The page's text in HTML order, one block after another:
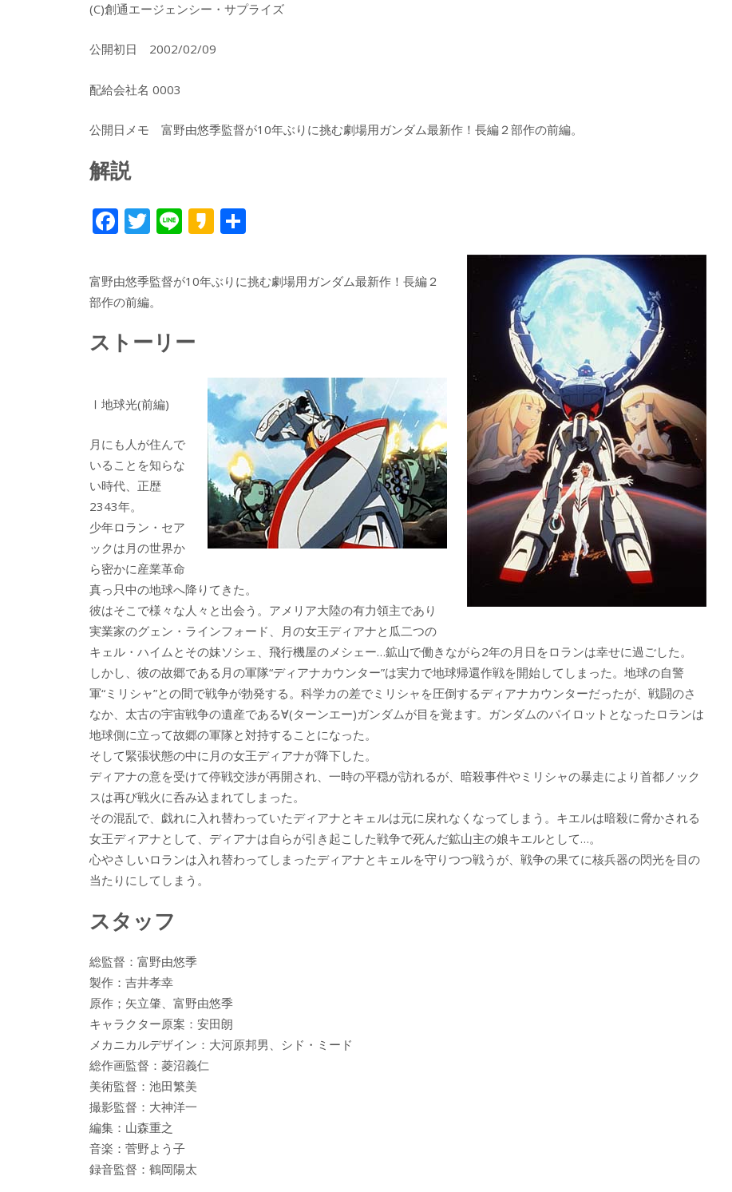
(C)創通エージェンシー・サプライズ
公開初日 2002/02/09
配給会社名 0003
公開日メモ 富野由悠季監督が10年ぶりに挑む劇場用ガンダム最新作！長編２部作の前編。
解説
F
e
b
o
T
itt
er
Li
e
K
k
a
富野由悠季監督が10年ぶりに挑む劇場用ガンダム最新作！長編２
部作の前編。
ストーリー
Ⅰ地球光(前編)
月にも人が住んで
いることを知らな
い時代、正歴
2343年。
少年ロラン・セア
ックは月の世界か
ら密かに産業革命
真っ只中の地球へ降りてきた。
彼はそこで様々な人々と出会う。アメリア大陸の有力領主であり
実業家のグェン・ラインフォード、月の女王ディアナと瓜二つの
キェル・ハイムとその妹ソシェ、飛行機屋のメシェー…鉱山で働きながら2年の月日をロランは幸せに過ごした。
しかし、彼の故郷である月の軍隊“ディアナカウンター”は実力で地球帰還作戦を開始してしまった。地球の自警
軍“ミリシャ”との間で戦争が勃発する。科学カの差でミリシャを圧倒するディアナカウンターだったが、戦闘のさ
なか、太古の宇宙戦争の遺産である∀(ターンエー)ガンダムが目を覚ます。ガンダムのパイロットとなったロランは
地球側に立って故郷の軍隊と対持することになった。
そして緊張状態の中に月の女王ディアナが降下した。
ディアナの意を受けて停戦交渉が再開され、一時の平穏が訪れるが、暗殺事件やミリシャの暴走により首都ノック
スは再び戦火に呑み込まれてしまった。
その混乱で、戯れに入れ替わっていたディアナとキェルは元に戻れなくなってしまう。キエルは暗殺に脅かされる
女王ディアナとして、ディアナは自らが引き起こした戦争で死んだ鉱山主の娘キエルとして…。
心やさしいロランは入れ替わってしまったディアナとキェルを守りつつ戦うが、戦争の果てに核兵器の閃光を目の
当たりにしてしまう。
スタッフ
総監督：富野由悠季
製作：吉井孝幸
原作；矢立肇、富野由悠季
キャラクター原案：安田朗
メカニカルデザイン：大河原邦男、シド・ミード
総作画監督：菱沼義仁
美術監督：池田繁美
撮影監督：大神洋一
編集：山森重之
音楽：菅野よう子
録音監督：鶴岡陽太